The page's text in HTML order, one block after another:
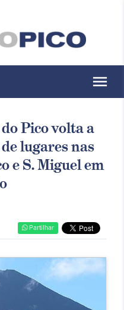
menu
Pico volta a
lugares nas
e S. Miguel em
Partilhar